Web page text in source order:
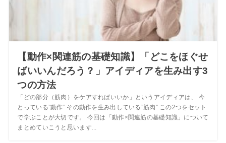
【動作×関連筋の基礎知識】「どこをほぐせ
ばいいんだろう？」アイディアを生み出す3
つの方法
「どの部分（筋肉）をケアすればいいか」というアイディアは、 今
とっている”動作” その動作を生み出している”筋肉” この2つをセット
で学ぶことが大切です。 今回は「動作×関連筋の基礎知識」について
まとめていこうと思います...